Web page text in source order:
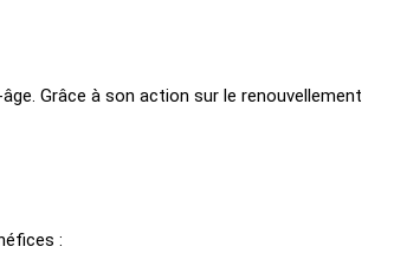
Grâce à son action sur le renouvellement
: